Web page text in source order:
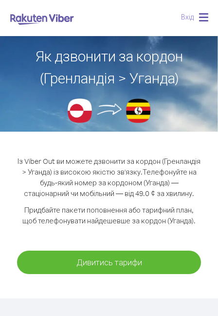
Вхід
Як дзвонити за кордон
(Гренландія > Уганда)
Із Viber Out ви можете дзвонити за кордон (Гренландія
> Уганда) із високою якістю зв'язку.Телефонуйте на
будь-який номер за кордоном (Уганда) —
стаціонарний чи мобільний — від 49.0 ¢ за хвилину.
Придбайте пакети поповнення або тарифний план,
щоб телефонувати найдешевше за кордон (Уганда).
Дивитись тарифи